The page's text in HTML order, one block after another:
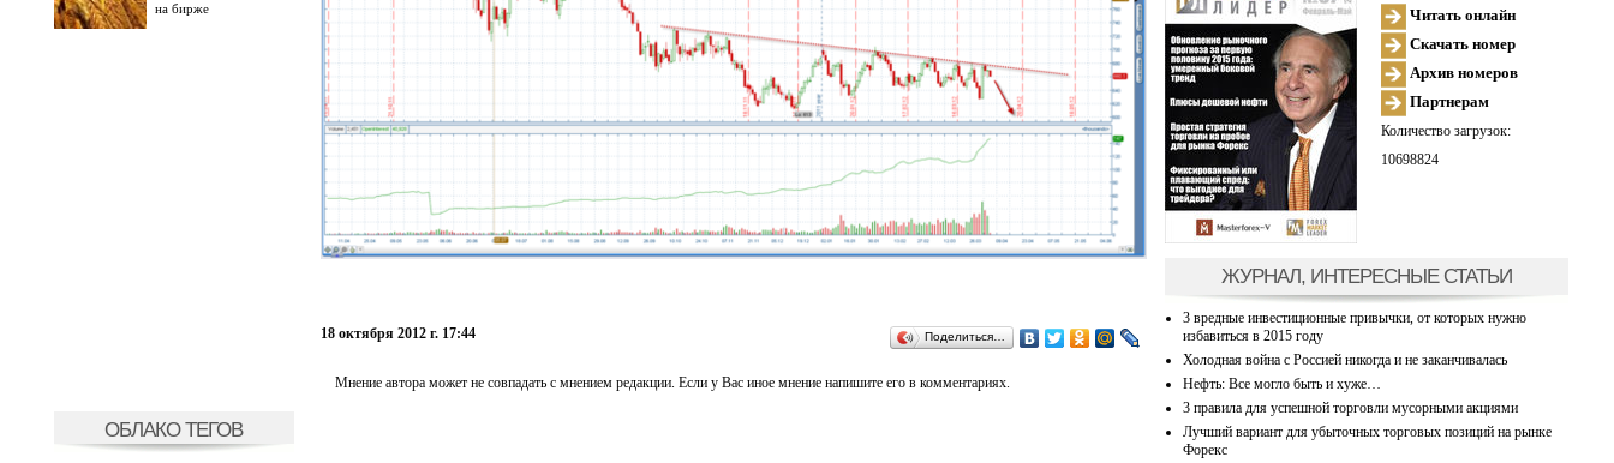
на бирже
ОБЛАКО ТЕГОВ
18 октября 2012 г. 17:44 Поделиться…
Мнение автора может не совпадать с мнением редакции. Если у Вас иное мнение напишите его в комментариях.
Читать онлайн
Скачать номер
Архив номеров
Партнерам
Количество загрузок:
10698824
ЖУРНАЛ, ИНТЕРЕСНЫЕ СТАТЬИ
3 вредные инвестиционные привычки, от которых нужно
избавиться в 2015 году
Холодная война с Россией никогда и не заканчивалась
Нефть: Все могло быть и хуже…
3 правила для успешной торговли мусорными акциями
Лучший вариант для убыточных торговых позиций на рынке
Форекс